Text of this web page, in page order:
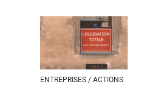
ENTREPRISES / ACTIONS